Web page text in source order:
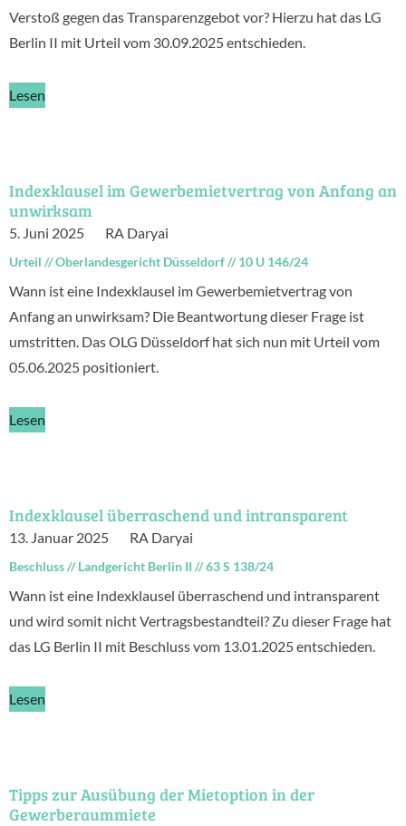
Verstoß gegen das Transparenzgebot vor? Hierzu hat das LG
Berlin II mit Urteil vom 30.09.2025 entschieden.
Lesen
Indexklausel im Gewerbemietvertrag von Anfang an
unwirksam
5. Juni 2025 RA Daryai
Urteil //Oberlandesgericht Düsseldorf//10 U 146/24
Wann ist eine Indexklausel im Gewerbemietvertrag von
Anfang an unwirksam? Die Beantwortung dieser Frage ist
umstritten. Das OLG Düsseldorf hat sich nun mit Urteil vom
05.06.2025 positioniert.
Lesen
Indexklausel überraschend und intransparent
13. Januar 2025 RA Daryai
Beschluss//Landgericht Berlin II //63 S 138/24
Wann ist eine Indexklausel überraschend und intransparent
und wird somit nicht Vertragsbestandteil? Zu dieser Frage hat
das LG Berlin II mit Beschluss vom 13.01.2025 entschieden.
Lesen
Tipps zur Ausübung der Mietoption in der
Gewerberaummiete